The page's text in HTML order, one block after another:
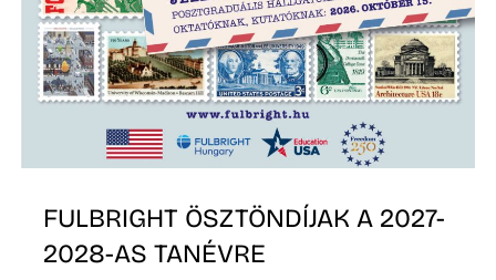
FULBRIGHT ÖSZTÖNDÍJAK A 2027-
2028-AS TANÉVRE